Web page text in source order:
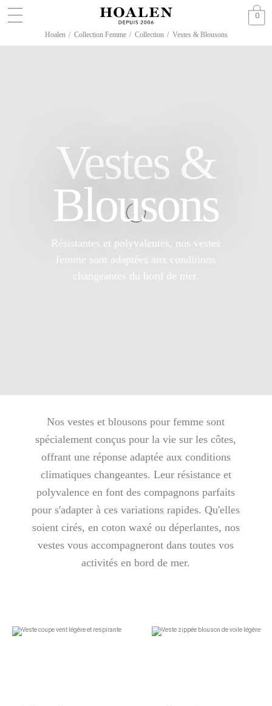
0
Hoalen / Collection Femme / Collection / Vestes & Blousons
Vestes &
Blousons
Résistantes et polyvalentes, nos vestes
femme sont adaptées aux conditions
changeantes du bord de mer.
Nos vestes et blousons pour femme sont
spécialement conçus pour la vie sur les côtes,
offrant une réponse adaptée aux conditions
climatiques changeantes. Leur résistance et
polyvalence en font des compagnons parfaits
pour s'adapter à ces variations rapides. Qu'elles
soient cirés, en coton waxé ou déperlantes, nos
vestes vous accompagneront dans toutes vos
activités en bord de mer.